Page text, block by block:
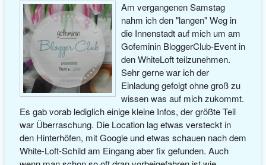
Am vergangenen Samstag
nahm ich den "langen" Weg in
die Innenstadt auf mich um am
Gofeminin BloggerClub-Event in
den WhiteLoft teilzunehmen.
Sehr gerne war ich der
Einladung gefolgt ohne groß zu
wissen was auf mich zukommt.
Es gab vorab lediglich einige kleine Infos, der größte Teil
war Überraschung. Die Location lag etwas versteckt in
den Hinterhöfen, mit Google und etwas schauen nach dem
White-Loft-Schild am Eingang aber fix gefunden. Auch